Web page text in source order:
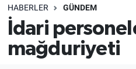
HABERLER GÜNDEM
İdari
mağduriyeti
Gündem
Türkiye
Eskişehirspor Arşivi
Eskişehir Arşivi
Süper Lig Puan
Tüm Manşetler